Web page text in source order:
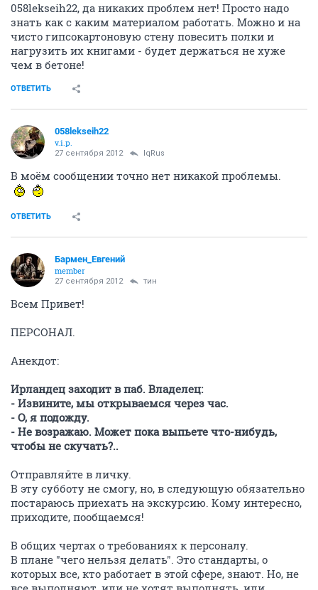
058lekseih22, да никаких проблем нет! Просто надо
знать как с каким материалом работать. Можно и на
чисто гипсокартоновую стену повесить полки и
нагрузить их книгами - будет держаться не хуже
чем в бетоне!
ОТВЕТИТЬ
058lekseih22
v.i.p.
27 сентября 2012 IqRus
В моём сообщении точно нет никакой проблемы.
ОТВЕТИТЬ
Бармен_Евгений
member
27 сентября 2012 тин
Всем Привет!
ПЕРСОНАЛ.
Анекдот:
Ирландец заходит в паб. Владелец:
- Извините, мы открываемся через час.
- О, я подожду.
- Не возражаю. Может пока выпьете что-нибудь,
чтобы не скучать?..
Отправляйте в личку.
В эту субботу не смогу, но, в следующую обязательно
постараюсь приехать на экскурсию. Кому интересно,
приходите, пообщаемся!
В общих чертах о требованиях к персоналу.
В плане "чего нельзя делать". Это стандарты, о
которых все, кто работает в этой сфере, знают. Но, не